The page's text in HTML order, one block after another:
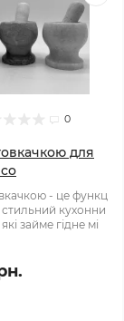
0
для
- це функц
стильний кухонни
займе гідне мі